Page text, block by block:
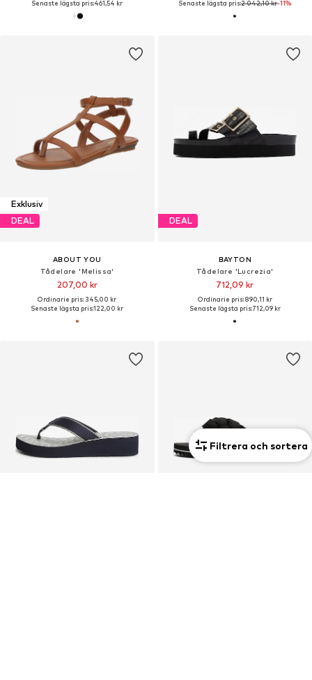
Senaste lägsta pris:461,54 kr
Senaste lägsta pris:2 042,10 kr-11%
Exklusiv
DEAL
ABOUT YOU
Tådelare 'Melissa'
207,00 kr
Ordinarie pris: 345,00 kr
Senaste lägsta pris:122,00 kr
DEAL
BAYTON
Tådelare 'Lucrezia'
712,09 kr
Ordinarie pris: 890,11 kr
Senaste lägsta pris:712,09 kr
Filtrera och sortera